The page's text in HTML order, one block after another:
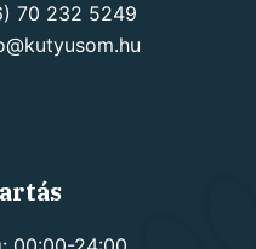
70 232 5249